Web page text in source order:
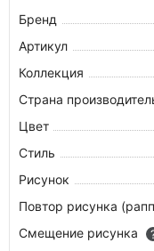
Бренд
Артикул
Коллекция
Страна
Цвет
Стиль
Рисунок
Повтор рисунка
Смещение рисунка